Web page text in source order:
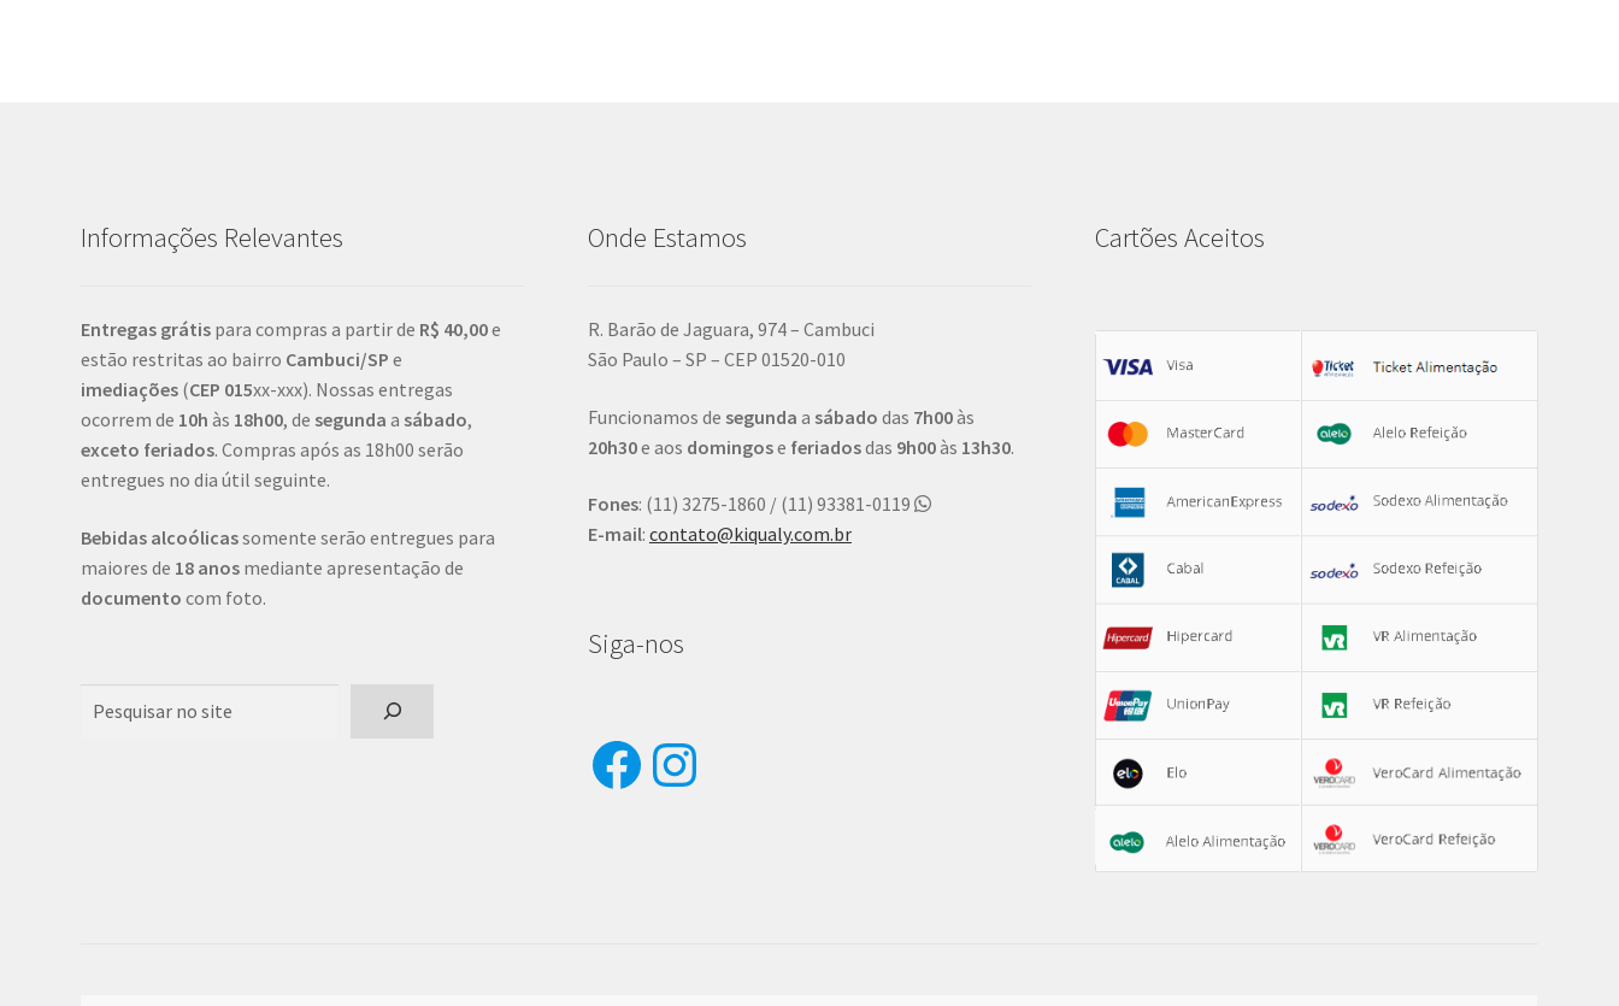
Informações Relevantes
Entregas grátis para compras a partir de R$ 40,00e
estão restritas ao bairro Cambuci/SP e
imediações (CEP 015xx-xxx). Nossas entregas
ocorrem de 10h às 18h00, de segunda a sábado,
exceto feriados. Compras após as 18h00 serão
entregues no dia útil seguinte.
Bebidas alcoólicassomente serão entregues para
maiores de 18 anos mediante apresentação de
documento com foto.
Onde Estamos
R. Barão de Jaguara, 974 – Cambuci
São Paulo – SP – CEP 01520-010
Funcionamos de segunda a sábado das 7h00às
20h30e aos domingose feriadosdas 9h00às 13h30.
Fones: (11) 3275-1860 / (11) 93381-0119
E-mail: contato@kiqualy.com.br
Siga-nos
Facebook
Instagram
Cartões Aceitos